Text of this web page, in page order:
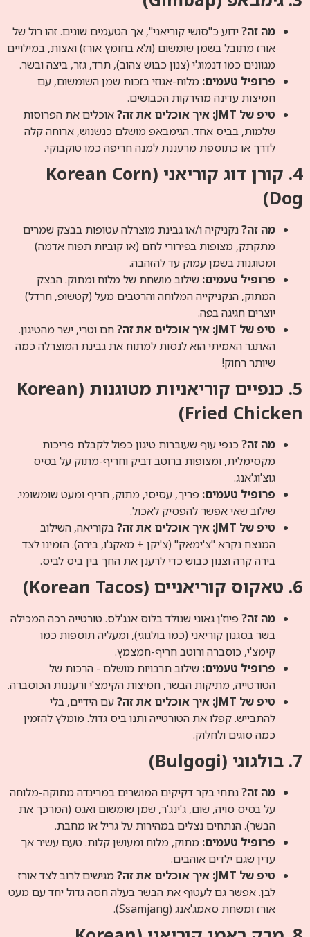
מה זה?ידוע כ"סושי קוריאני", אך הטעמים שונים. זהו רול של
אורז מתובל בשמן שומשום (ולא בחומץ אורז) ואצות, במילויים
מגוונים כמו דנמוג'י (צנון כבוש צהוב), תרד, גזר, ביצה ובשר.
פרופיל טעמים: מלוח-אגוזי בזכות שמן השומשום, עם
חמיצות עדינה מהירקות הכבושים.
טיפ של JMT: איך אוכלים את זה?
אוכלים את הפרוסות
שלמות, בביס אחד. הגימבאפ מושלם כנשנוש, ארוחה קלה
לדרך או כתוספת מרעננת למנה חריפה כמו טוקבוקי.
4. קורן דוג קוריאני (Korean Corn
Dog)
מה זה?נקניקיה ו/או גבינת מוצרלה עטופות בבצק שמרים
מתקתק, מצופות בפירורי לחם (או קוביות תפוח אדמה)
ומטוגנות בשמן עמוק עד להזהבה.
פרופיל טעמים: שילוב מושחת של מלוח ומתוק. הבצק
המתוק, הנקניקייה המלוחה והרטבים מעל (קטשופ, חרדל)
יוצרים חגיגה בפה.
טיפ של JMT: איך אוכלים את זה?
חם וטרי, ישר מהטיגון.
האתגר האמיתי הוא לנסות למתוח את גבינת המוצרלה כמה
שיותר רחוק!
5. כנפיים קוריאניות מטוגנות (Korean
Fried Chicken)
מה זה?כנפי עוף שעוברות טיגון כפול לקבלת פריכות
מקסימלית, ומצופות ברוטב דביק וחריף-מתוק על בסיס
גוצ'וג'אנג.
פרופיל טעמים: פריך, עסיסי, מתוק, חריף ומעט שומשומי.
שילוב שאי אפשר להפסיק לאכול.
טיפ של JMT: איך אוכלים את זה?
בקוריאה, השילוב
המנצח נקרא "צ'ימאק" (צ'יקן + מאקג'ו, בירה). הזמינו לצד
בירה קרה וצנון כבוש כדי לרענן את החך בין ביס לביס.
6. טאקוס קוריאניים (Korean Tacos)
מה זה?פיוז'ן גאוני שנולד בלוס אנג'לס. טורטייה רכה המכילה
בשר בסגנון קוריאני (כמו בולגוגי), ומעליה תוספות כמו
קימצ'י, כוסברה ורוטב חריף-חמצמץ.
פרופיל טעמים: שילוב תרבויות מושלם - הרכות של
הטורטייה, מתיקות הבשר, חמיצות הקימצ'י ורעננות הכוסברה.
טיפ של JMT: איך אוכלים את זה?
עם הידיים, בלי
להתבייש. קפלו את הטורטייה ותנו ביס גדול. מומלץ להזמין
כמה סוגים ולחלוק.
7. בולגוגי (Bulgogi)
מה זה?נתחי בקר דקיקים המושרים במרינדה מתוקה-מלוחה
על בסיס סויה, שום, ג'ינג'ר, שמן שומשום ואגס (המרכך את
הבשר). הנתחים נצלים במהירות על גריל או מחבת.
פרופיל טעמים: מתוק, מלוח ומעושן קלות. טעם עשיר אך
עדין שגם ילדים אוהבים.
טיפ של JMT: איך אוכלים את זה?
מגישים לרוב לצד אורז
לבן. אפשר גם לעטוף את הבשר בעלה חסה גדול יחד עם מעט
אורז ומשחת סאמג'אנג (Ssamjang).